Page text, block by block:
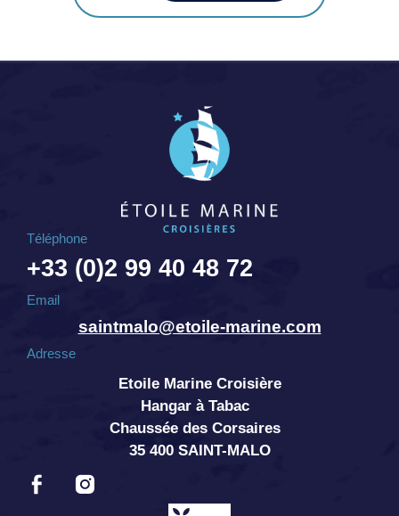
Téléphone
+33 (0)2 99 40 48 72
Email
saintmalo@etoile-marine.com
Adresse
Etoile Marine Croisière
Hangar à Tabac
Chaussée des Corsaires
35 400 SAINT-MALO